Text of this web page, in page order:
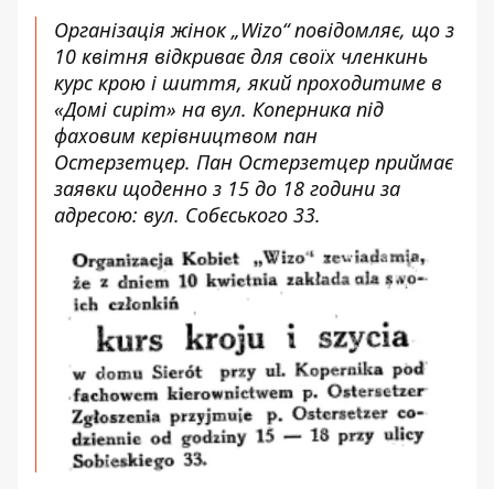
Організація жінок „Wizo“ повідомляє, що з
10 квітня відкриває для своїх членкинь
курс крою і шиття, який проходитиме в
«Домі сиріт» на вул. Коперника під
фаховим керівництвом пан
Остерзетцер. Пан Остерзетцер приймає
заявки щоденно з 15 до 18 години за
адресою: вул. Собєського 33.